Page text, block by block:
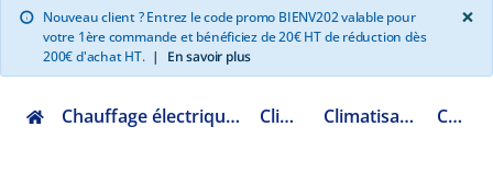
info Nouveau client ? Entrez le code promo BIENV202 valable pour
votre 1ère commande et bénéficiez de 20€ HT de réduction dès
200€ d'achat HT. | En savoir plus
×
Chauffage électrique climatisation ventilation Climatisation Climatisation accessoires CLI58020